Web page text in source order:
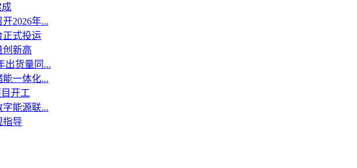
成
2026年...
正式投运
创新高
出货量同...
一体化...
开工
能源联...
指导